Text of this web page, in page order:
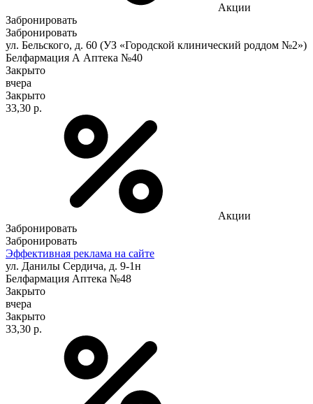
Акции
Забронировать
Забронировать
ул. Бельского, д. 60 (УЗ «Городской клинический роддом №2»)
Белфармация А Аптека №40
Закрыто
вчера
Закрыто
33,30 р.
Акции
Забронировать
Забронировать
Эффективная реклама на сайте
ул. Данилы Сердича, д. 9-1н
Белфармация Аптека №48
Закрыто
вчера
Закрыто
33,30 р.